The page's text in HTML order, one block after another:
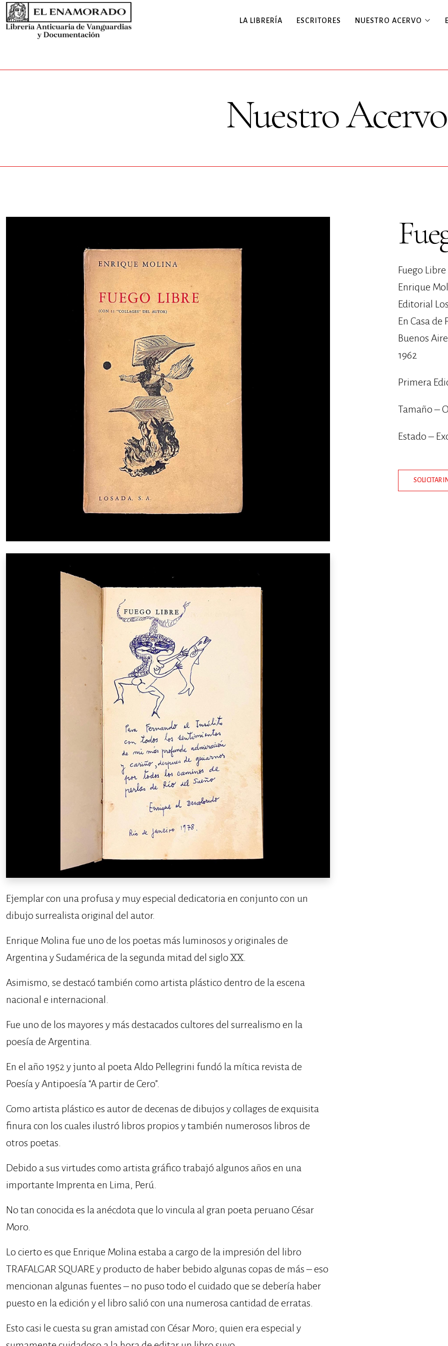
LA LIBRERÍA ESCRITORES NUESTRO ACERVO
Nuestro Acervo
Ejemplar con una profusa y muy especial dedicatoria en conjunto con un
dibujo surrealista original del autor.
Enrique Molina fue uno de los poetas más luminosos y originales de
Argentina y Sudamérica de la segunda mitad del siglo XX.
Asimismo, se destacó también como artista plástico dentro de la escena
nacional e internacional.
Fue uno de los mayores y más destacados cultores del surrealismo en la
poesía de Argentina.
En el año 1952 y junto al poeta Aldo Pellegrini fundó la mítica revista de
Poesía y Antipoesía “A partir de Cero”.
Como artista plástico es autor de decenas de dibujos y collages de exquisita
finura con los cuales ilustró libros propios y también numerosos libros de
otros poetas.
Debido a sus virtudes como artista gráfico trabajó algunos años en una
importante Imprenta en Lima, Perú.
No tan conocida es la anécdota que lo vincula al gran poeta peruano César
Moro.
Lo cierto es que Enrique Molina estaba a cargo de la impresión del libro
TRAFALGAR SQUARE y producto de haber bebido algunas copas de más – eso
mencionan algunas fuentes – no puso todo el cuidado que se debería haber
puesto en la edición y el libro salió con una numerosa cantidad de erratas.
Esto casi le cuesta su gran amistad con César Moro; quien era especial y
Fuego Libre
Enrique
Editorial
En Casa de
Buenos
1962
Primera
Tamaño –
Estado –
SOLICITAR